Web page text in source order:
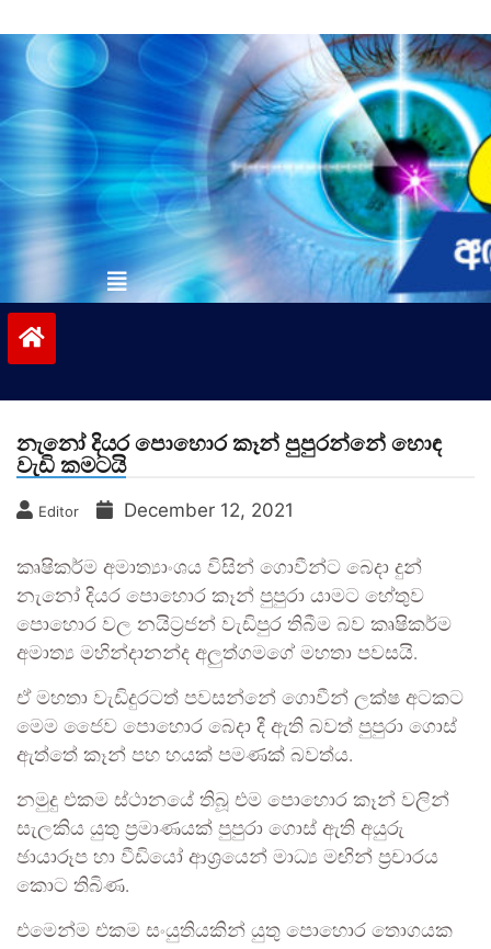
to
contentvinivida.lk
නැනෝ දියර පොහොර කෑන් පුපුරන්නේ හොඳ
වැඩි කමටයි
Editor December 12, 2021
කෘෂිකර්ම අමාත්‍යාංශය විසින් ගොවීන්ට බෙදා දුන්
නැනෝ දියර පොහොර කෑන් පුපුරා යාමට හේතුව
පොහොර වල නයිට්‍රජන් වැඩිපුර තිබීම බව කෘෂිකර්ම
අමාත්‍ය මහින්දානන්ද අලුත්ගමගේ මහතා පවසයි.
ඒ මහතා වැඩිදුරටත් පවසන්නේ ගොවීන් ලක්ෂ අටකට
මෙම ජෛව පොහොර බෙදා දී ඇති බවත් පුපුරා ගොස්
ඇත්තේ කෑන් පහ හයක් පමණක් බවත්ය.
නමුදු එකම ස්ථානයේ තිබූ එම පොහොර කෑන් වලින්
සැලකිය යුතු ප්‍රමාණයක් පුපුරා ගොස් ඇති අයුරු
ඡායාරූප හා වීඩියෝ ආශ්‍රයෙන් මාධ්‍ය මඟින් ප්‍රචාරය
කොට තිබිණ.
එමෙන්ම එකම සංයුතියකින් යුතු පොහොර තොගයක